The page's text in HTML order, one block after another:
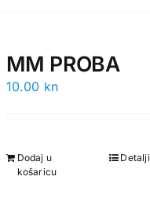
MM PROBA
10.00 kn
Dodaj u
košaricu
Detalji